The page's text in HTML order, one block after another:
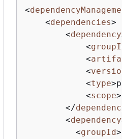
<
<dependencies>
<dependency
<
<
<
<type>
<scope>
</
<dependency
<groupId>